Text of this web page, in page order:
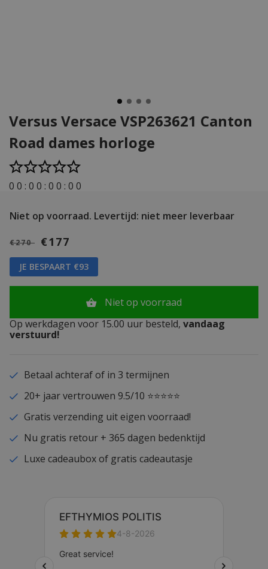
Versus Versace VSP263621 Canton
Road dames horloge
0 0 : 0 0 : 0 0 : 0 0
Niet op voorraad. Levertijd: niet meer leverbaar
€270 €177
JE BESPAART €93
Niet op voorraad
Op werkdagen voor 15.00 uur besteld, vandaag
verstuurd!
Betaal achteraf of in 3 termijnen
20+ jaar vertrouwen 9.5/10 ⭐⭐⭐⭐⭐
Gratis verzending uit eigen voorraad!
Nu gratis retour + 365 dagen bedenktijd
Luxe cadeaubox of gratis cadeautasje